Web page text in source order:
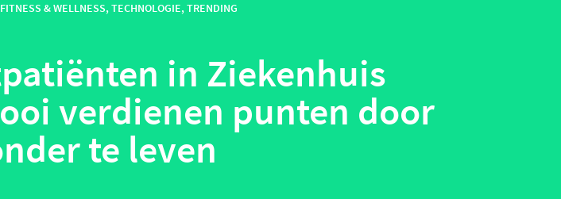
robotica
smart hospitals
smart stuff
FITNESS & WELLNESS,TECHNOLOGIE,TRENDING
in Ziekenhuis
verdienen punten door
te leven